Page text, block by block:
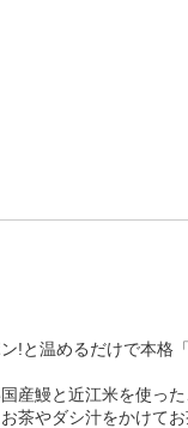
!と温めるだけで本格
産鰻と近江米を使っ
茶やダシ汁をかけて